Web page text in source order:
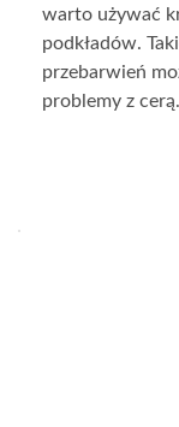
warto używać
podkładów.
przebarwień
problemy z cerą.